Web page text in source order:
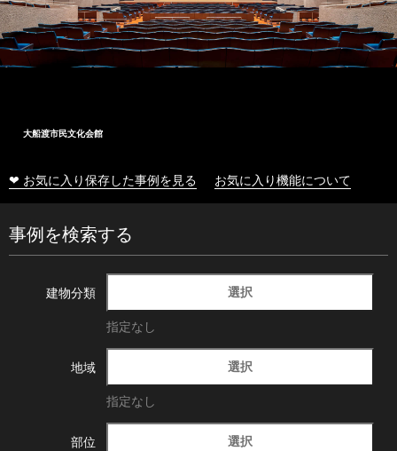
大船渡市民文化会館
❤ お気に入り保存した事例を見る お気に入り機能について
事例を検索する
建物分類 選択
指定なし
地域 選択
指定なし
部位 選択